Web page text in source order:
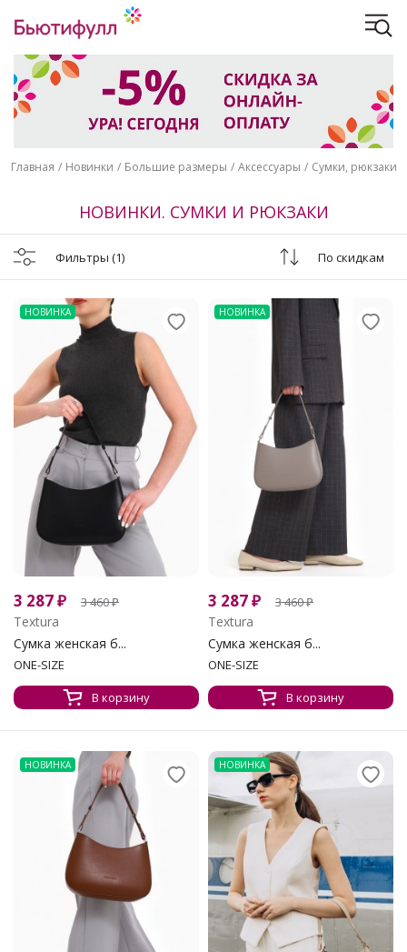
Главная Новинки Большие размеры Аксессуары Сумки, рюкзаки
НОВИНКИ. СУМКИ И РЮКЗАКИ
Фильтры (1) По скидкам
НОВИНКА
3 287₽ 3 460₽
Textura
Сумка женская б...
ONE-SIZE
В корзину
НОВИНКА
3 287₽ 3 460₽
Textura
Сумка женская б...
ONE-SIZE
В корзину
НОВИНКА НОВИНКА